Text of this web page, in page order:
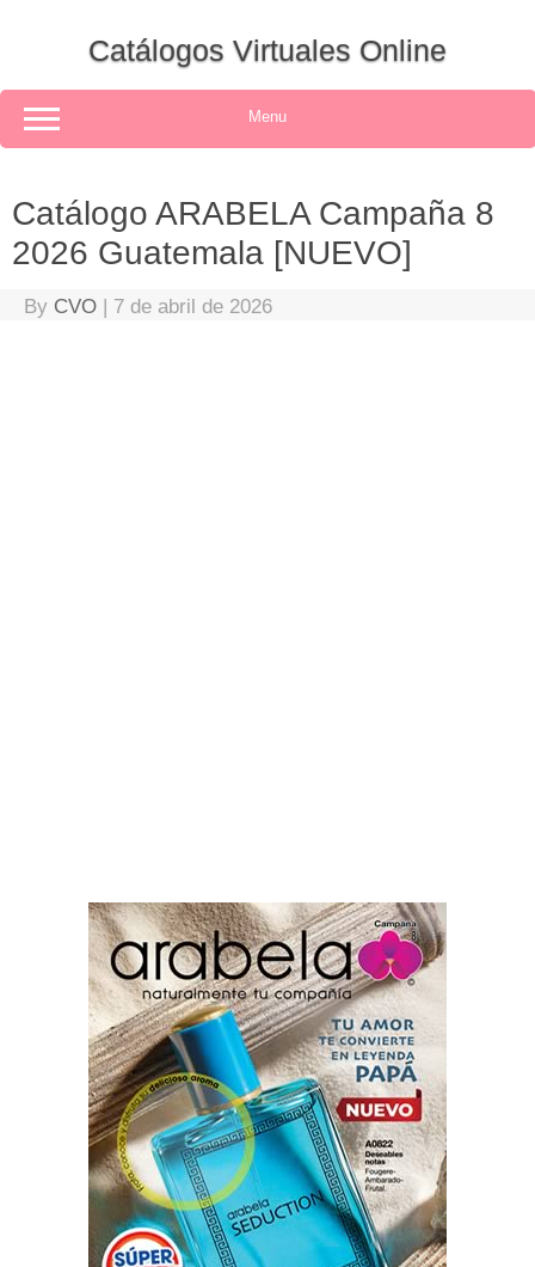
Catálogos Virtuales Online
Menu
Catálogo ARABELA Campaña 8
2026 Guatemala [NUEVO]
By CVO | 7 de abril de 2026